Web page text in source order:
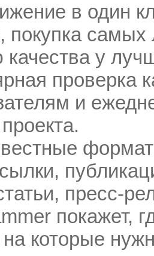
в один
покупка
качества у
проверка
и
пресс-
покажет,
которые